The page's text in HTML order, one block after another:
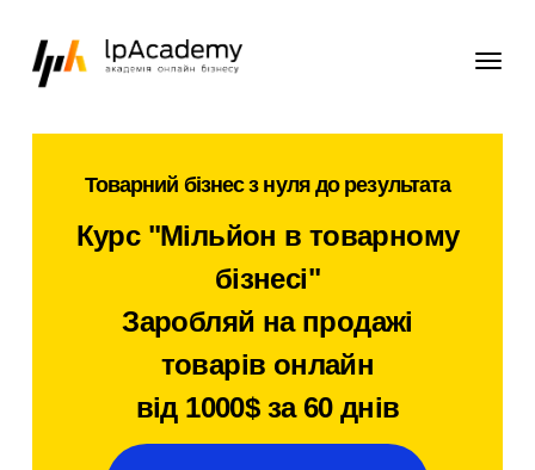
Товарний бізнес з нуля до результата
Курс "Мільйон в товарному
бізнесі"
Заробляй на продажі
товарів онлайн
від 1000$ за 60 днів